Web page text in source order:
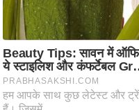
ष
प्र
भु
म
हि
मा